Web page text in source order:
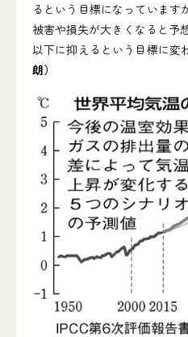
るという目標になっていま
被害や損失が大きくなると予
以下に抑えるという目標に変
朗）